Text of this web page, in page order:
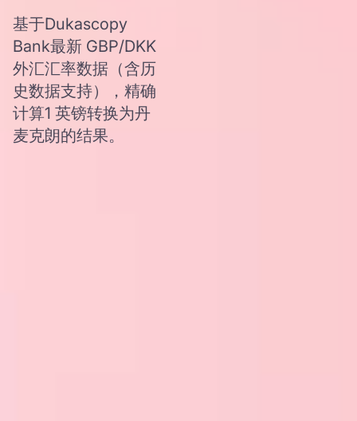
基于Dukascopy
Bank最新 GBP/DKK
外汇汇率数据（含历
史数据支持），精确
计算1 英镑转换为丹
麦克朗的结果。